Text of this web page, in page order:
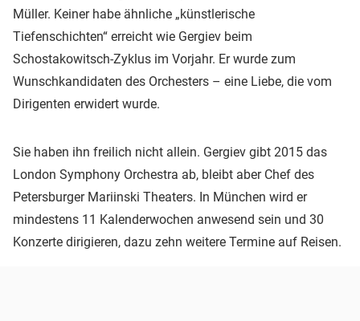
Müller. Keiner habe ähnliche „künstlerische
Tiefenschichten“ erreicht wie Gergiev beim
Schostakowitsch-Zyklus im Vorjahr. Er wurde zum
Wunschkandidaten des Orchesters – eine Liebe, die vom
Dirigenten erwidert wurde.
Sie haben ihn freilich nicht allein. Gergiev gibt 2015 das
London Symphony Orchestra ab, bleibt aber Chef des
Petersburger Mariinski Theaters. In München wird er
mindestens 11 Kalenderwochen anwesend sein und 30
Konzerte dirigieren, dazu zehn weitere Termine auf Reisen.